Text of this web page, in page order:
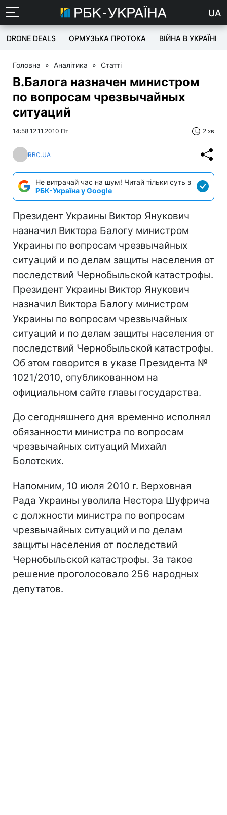
UA
DRONE DEALS ОРМУЗЬКА ПРОТОКА ВІЙНА В УКРАЇНІ
Головна » Аналітика » Статті
В.Балога назначен министром
по вопросам чрезвычайных
ситуаций
14:58 12.11.2010 Пт 2 хв
RBC.UA
Не витрачай час на шум! Читай тільки суть з
РБК-Україна у Google
Президент Украины Виктор Янукович
назначил Виктора Балогу министром
Украины по вопросам чрезвычайных
ситуаций и по делам защиты населения от
последствий Чернобыльской катастрофы.
Президент Украины Виктор Янукович
назначил Виктора Балогу министром
Украины по вопросам чрезвычайных
ситуаций и по делам защиты населения от
последствий Чернобыльской катастрофы.
Об этом говорится в указе Президента №
1021/2010, опубликованном на
официальном сайте главы государства.
До сегодняшнего дня временно исполнял
обязанности министра по вопросам
чрезвычайных ситуаций Михайл
Болотских.
Напомним, 10 июля 2010 г. Верховная
Рада Украины уволила Нестора Шуфрича
с должности министра по вопросам
чрезвычайных ситуаций и по делам
защиты населения от последствий
Чернобыльской катастрофы. За такое
решение проголосовало 256 народных
депутатов.